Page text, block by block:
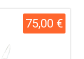
75,00 €